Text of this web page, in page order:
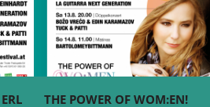
THE POWER OF WOM:EN!